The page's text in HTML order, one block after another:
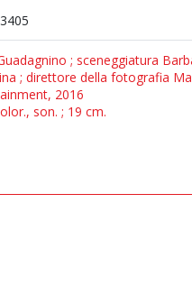
; sceneggiatura
; direttore della fotografia
2016
son. ; 19 cm.